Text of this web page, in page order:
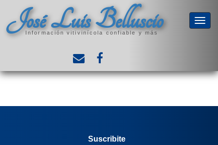
José Luis Belluscio
Información vitivinícola confiable y más
Suscribite